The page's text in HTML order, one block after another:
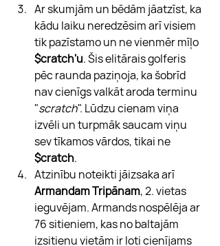
Ar skumjām un bēdām jāatzīst, ka
kādu laiku neredzēsim arī visiem
tik pazīstamo un ne vienmēr mīļo
$cratch'u. Šis elitārais golferis
pēc raunda paziņoja, ka šobrīd
nav cienīgs valkāt aroda terminu
"scratch". Lūdzu cienam viņa
izvēli un turpmāk saucam viņu
sev tīkamos vārdos, tikai ne
$cratch.
Atzinību noteikti jāizsaka arī
Armandam Tripānam, 2. vietas
ieguvējam. Armands nospēlēja ar
76 sitieniem, kas no baltajām
izsitienu vietām ir ļoti cienījams